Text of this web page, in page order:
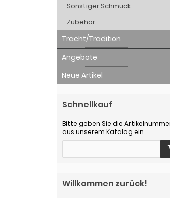
Sonstiger Schmuck
Zubehör
Tracht/Tradition
Angebote
Neue Artikel
Schnellkauf
Bitte geben Sie die
aus unserem Katalog ein.
Willkommen zurück!